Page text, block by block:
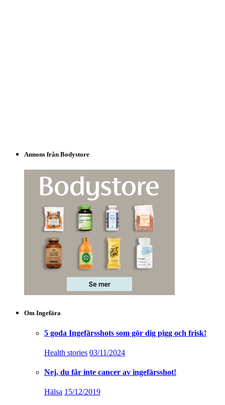
Annons från Bodystore
Om Ingefära
5 goda Ingefärsshots som gör dig pigg och frisk!
Health stories 03/11/2024
Nej, du får inte cancer av ingefärsshot!
Hälsa 15/12/2019